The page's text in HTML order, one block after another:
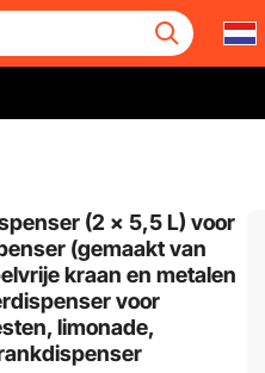
(2 x 5,5 L) voor
(gemaakt van
kraan en metalen
voor
limonade,